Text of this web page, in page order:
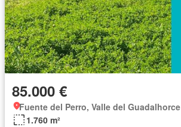
85.000 €
Fuente del Perro, Valle del Guadalhorce
1.760 m²